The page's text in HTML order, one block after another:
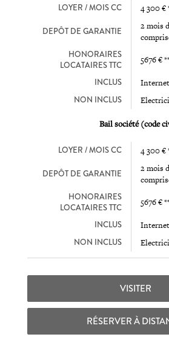
LOYER / MOIS CC 4 300 €
DEPÔT DE GARANTIE
2 mois
HONORAIRES
LOCATAIRES TTC
5676 €
INCLUS Internet
NON INCLUS
Bail société (code
LOYER / MOIS CC 4 300 €
DEPÔT DE GARANTIE
2 mois
HONORAIRES
LOCATAIRES TTC
5676 €
INCLUS Internet
NON INCLUS
VISITER
RÉSERVER À